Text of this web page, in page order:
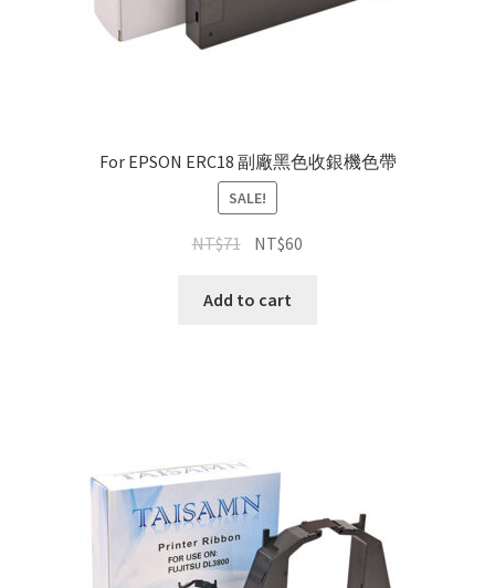
For EPSON ERC18 副廠黑色收銀機色帶
SALE!
NT$71 NT$60
Add to cart